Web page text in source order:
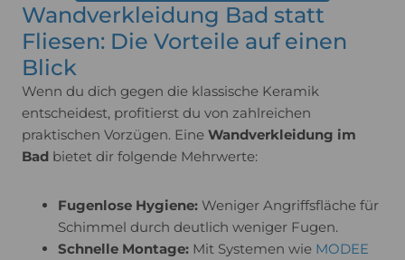
Wandverkleidung Bad statt
Fliesen: Die Vorteile auf einen
Blick
Wenn du dich gegen die klassische Keramik
entscheidest, profitierst du von zahlreichen
praktischen Vorzügen. Eine Wandverkleidung im
Bad bietet dir folgende Mehrwerte:
Fugenlose Hygiene: Weniger Angriffsfläche für
Schimmel durch deutlich weniger Fugen.
Schnelle Montage: Mit Systemen wie MODEE